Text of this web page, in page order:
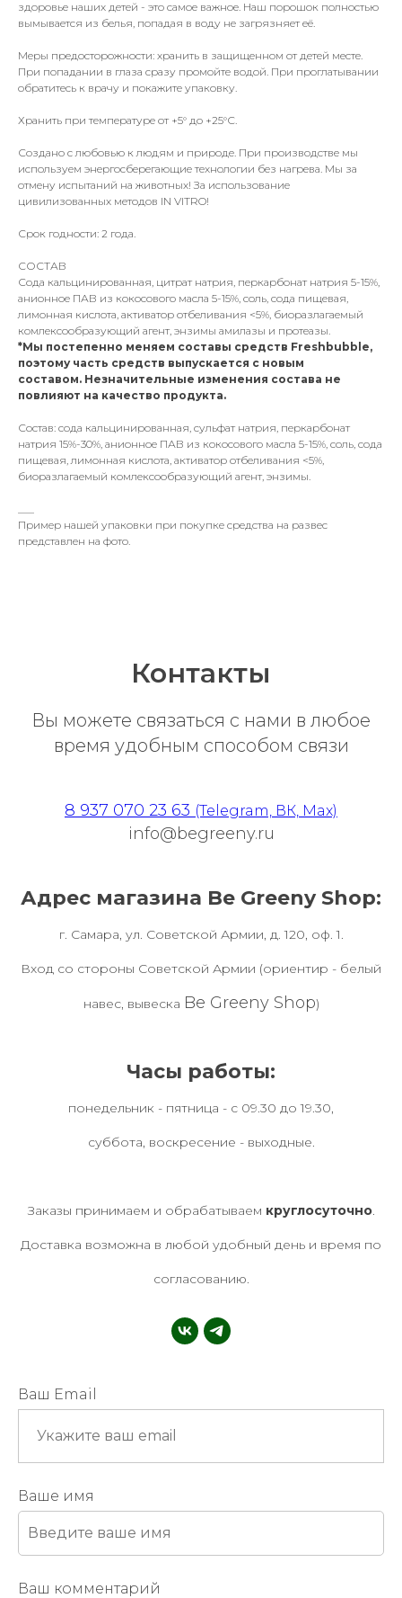
здоровье наших детей - это самое важное. Наш порошок полностью
вымывается из белья, попадая в воду не загрязняет её.
Меры предосторожности: хранить в защищенном от детей месте.
При попадании в глаза сразу промойте водой. При проглатывании
обратитесь к врачу и покажите упаковку.
Хранить при температуре от +5° до +25°С.
Создано с любовью к людям и природе. При производстве мы
используем энергосберегающие технологии без нагрева. Мы за
отмену испытаний на животных! За использование
цивилизованных методов IN VITRO!
Срок годности: 2 года.
СОСТАВ
Сода кальцинированная, цитрат натрия, перкарбонат натрия 5-15%,
анионное ПАВ из кокосового масла 5-15%, соль, сода пищевая,
лимонная кислота, активатор отбеливания <5%, биоразлагаемый
комлексообразующий агент, энзимы амилазы и протеазы.
*Мы постепенно меняем составы средств Freshbubble,
поэтому часть средств выпускается с новым
составом. Незначительные изменения состава не
повлияют на качество продукта.
Состав: cода кальцинированная, сульфат натрия, перкарбонат
натрия 15%-30%, анионное ПАВ из кокосового масла 5-15%, соль, сода
пищевая, лимонная кислота, активатор отбеливания <5%,
биоразлагаемый комлексообразующий агент, энзимы.
Пример нашей упаковки при покупке средства на развес
представлен на фото.
Контакты
Вы можете связаться с нами в любое
время удобным способом связи
8 937 070 23 63 (Telegram, ВК, Max)
info@begreeny.ru
Адрес магазина Be Greeny Shop:
г. Самара, ул. Советской Армии, д. 120, оф. 1.
Вход со стороны Советской Армии (ориентир - белый
навес, вывеска Be Greeny Shop)
Часы работы:
понедельник - пятница - с 09.30 до 19.30,
суббота, воскресение - выходные.
Заказы принимаем и обрабатываем круглосуточно.
Доставка возможна в любой удобный день и время по
согласованию.
Ваш Email
Ваше имя
Ваш комментарий